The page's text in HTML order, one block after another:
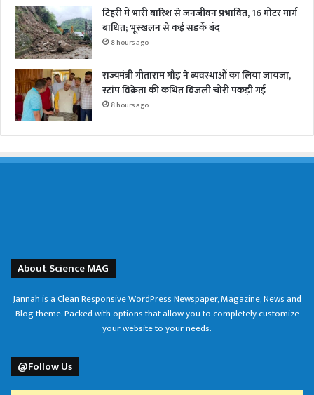
टिहरी में भारी बारिश से जनजीवन प्रभावित, 16 मोटर मार्ग
बाधित; भूस्खलन से कई सड़कें बंद
8 hours ago
राज्यमंत्री गीताराम गौड़ ने व्यवस्थाओं का लिया जायजा,
स्टांप विक्रेता की कथित बिजली चोरी पकड़ी गई
8 hours ago
About Science MAG
Jannah is a Clean Responsive WordPress Newspaper, Magazine, News and
Blog theme. Packed with options that allow you to completely customize
your website to your needs.
@Follow Us